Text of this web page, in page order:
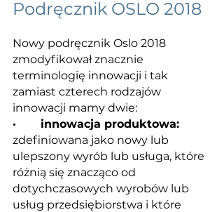
Podręcznik OSLO 2018
Nowy podręcznik Oslo 2018
zmodyfikował znacznie
terminologię innowacji i tak
zamiast czterech rodzajów
innowacji mamy dwie:
·       innowacja produktowa:
zdefiniowana jako nowy lub
ulepszony wyrób lub usługa, które
różnią się znacząco od
dotychczasowych wyrobów lub
usług przedsiębiorstwa i które